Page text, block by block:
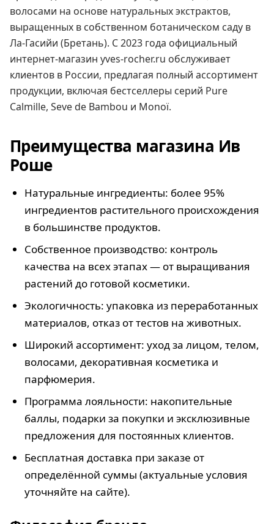
волосами на основе натуральных экстрактов,
выращенных в собственном ботаническом саду в
Ла-Гасийи (Бретань). С 2023 года официальный
интернет-магазин yves-rocher.ru обслуживает
клиентов в России, предлагая полный ассортимент
продукции, включая бестселлеры серий Pure
Calmille, Seve de Bambou и Monoï.
Преимущества магазина Ив
Роше
Натуральные ингредиенты: более 95%
ингредиентов растительного происхождения
в большинстве продуктов.
Собственное производство: контроль
качества на всех этапах — от выращивания
растений до готовой косметики.
Экологичность: упаковка из переработанных
материалов, отказ от тестов на животных.
Широкий ассортимент: уход за лицом, телом,
волосами, декоративная косметика и
парфюмерия.
Программа лояльности: накопительные
баллы, подарки за покупки и эксклюзивные
предложения для постоянных клиентов.
Бесплатная доставка при заказе от
определённой суммы (актуальные условия
уточняйте на сайте).